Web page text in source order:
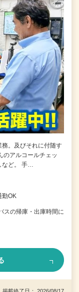
。及びそれに付随す
のアルコールチェッ
など。 手…
OK
スの帰庫・出庫時間に